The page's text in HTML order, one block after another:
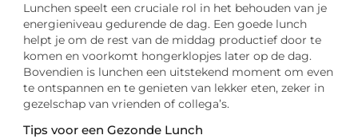
Lunchen speelt een cruciale rol in het behouden van je
energieniveau gedurende de dag. Een goede lunch
helpt je om de rest van de middag productief door te
komen en voorkomt hongerklopjes later op de dag.
Bovendien is lunchen een uitstekend moment om even
te ontspannen en te genieten van lekker eten, zeker in
gezelschap van vrienden of collega’s.
Tips voor een Gezonde Lunch